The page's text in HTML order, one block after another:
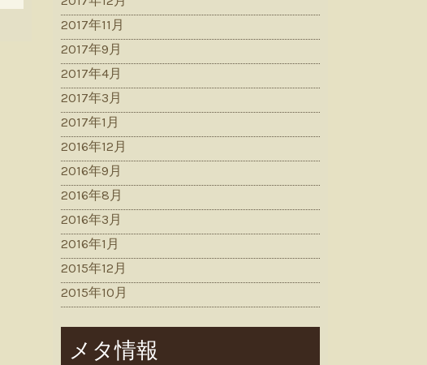
2017年11月
2017年9月
2017年4月
2017年3月
2017年1月
2016年12月
2016年9月
2016年8月
2016年3月
2016年1月
2015年12月
2015年10月
メタ情報